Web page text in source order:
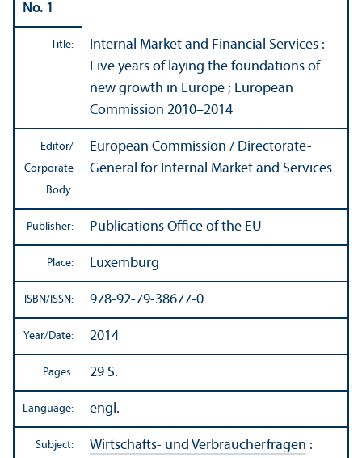
No. 1
Title:
Internal Market and Financial Services :
Five years of laying the foundations of
new growth in Europe ; European
Commission 2010–2014
Editor/
Corporate
Body:
European Commission / Directorate-
General for Internal Market and Services
Publisher: Publications Office of the EU
Place: Luxemburg
ISBN/ISSN: 978-92-79-38677-0
Year/Date: 2014
Pages: 29 S.
Language: engl.
Subject: Wirtschafts- und Verbraucherfragen :